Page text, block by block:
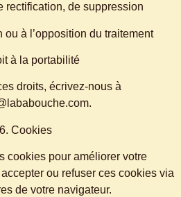
rectification, de suppression
à l’opposition du traitement
à la portabilité
droits, écrivez-nous à
6. Cookies
cookies pour améliorer votre
ou refuser ces cookies via
de votre navigateur.